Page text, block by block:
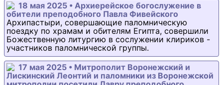
18 мая 2025 • Архиерейское богослужение в
обители преподобного Павла Фивейского
Архипастыри, совершающие паломническую
поездку по храмам и обителям Египта, совершили
Божественную литургию в сослужении клириков -
участников паломнической группы.
17 мая 2025 • Митрополит Воронежский и
Лискинский Леонтий и паломники из Воронежской